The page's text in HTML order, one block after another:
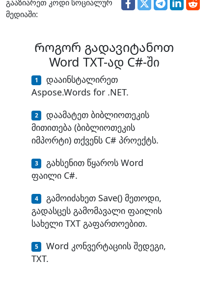
გააზიარეთ კოდი სოციალურ
მედიაში:
Როგორ გადავიტანოთ
Word TXT-ად C#-ში
დააინსტალირეთ
Aspose.Words for .NET.
დაამატეთ ბიბლიოთეკის
მითითება (ბიბლიოთეკის
იმპორტი) თქვენს C# პროექტს.
გახსენით წყაროს Word
ფაილი C#.
გამოიძახეთ Save() მეთოდი,
გადასცეს გამომავალი ფაილის
სახელი TXT გაფართოებით.
Word კონვერტაციის შედეგი,
TXT.